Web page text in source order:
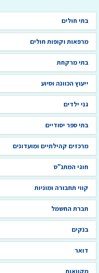
בתי חולים
מרפאות וקופות חולים
בתי מרקחת
ייעוץ הכוונה וסיוע
גני ילדים
בתי ספר יסודיים
מרכזים קהילתיים ומועדונים
חוגי המתנ"ס
קווי תחבורה ומוניות
חברת החשמל
בנקים
דואר
מקוואות